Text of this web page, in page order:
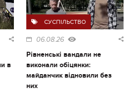
в
СУСПІЛЬСТВО
06.08.26
Рівненські вандали не
виконали обіцянки:
майданчик відновили без
них